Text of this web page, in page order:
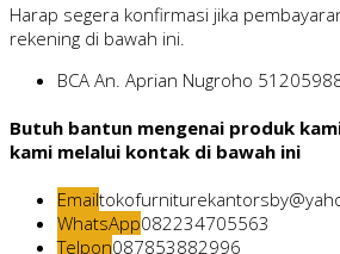
Harap segera konfirmasi jika
rekening di bawah ini.
BCA An. Aprian Nugroho
Butuh bantun mengenai produk
kami melalui kontak di bawah ini
Email
WhatsApp082234705563
Telpon087853882996